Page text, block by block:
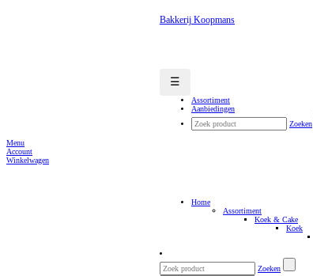
Bakkerij Koopmans
☰
Assortiment
Aanbiedingen
Zoeken
Menu
Account
Winkelwagen
Home
Assortiment
Koek & Cake
Koek
Zoeken